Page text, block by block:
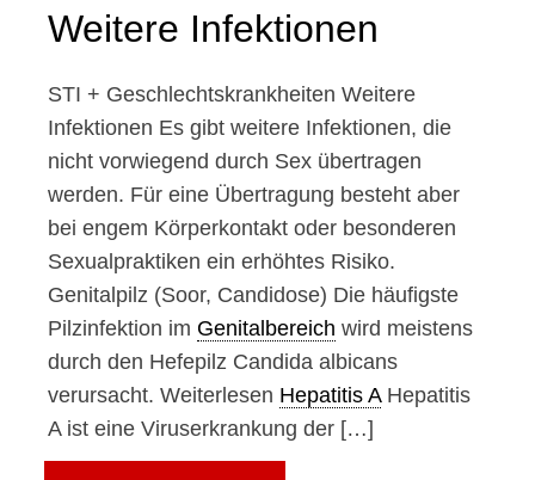
IST
DA
Weitere Infektionen
STI + Geschlechtskrankheiten Weitere
Infektionen Es gibt weitere Infektionen, die
nicht vorwiegend durch Sex übertragen
werden. Für eine Übertragung besteht aber
bei engem Körperkontakt oder besonderen
Sexualpraktiken ein erhöhtes Risiko.
Genitalpilz (Soor, Candidose) Die häufigste
Pilzinfektion im Genitalbereich wird meistens
durch den Hefepilz Candida albicans
verursacht. Weiterlesen Hepatitis AHepatitis
A ist eine Viruserkrankung der […]